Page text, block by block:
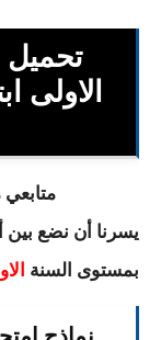
تحميل
الاولى
متابعي
يسرنا أن نضع
بمستوى السنة